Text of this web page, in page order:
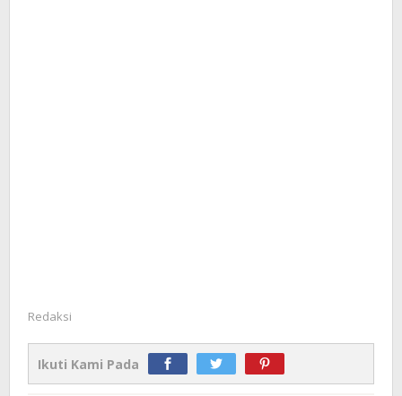
Redaksi
Ikuti Kami Pada